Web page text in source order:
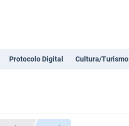
Protocolo Digital Cultura/Turismo